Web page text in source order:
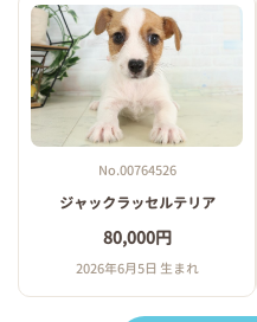
No.00764526
ジャックラッセルテリア
80,000円
2026年6月5日 生まれ